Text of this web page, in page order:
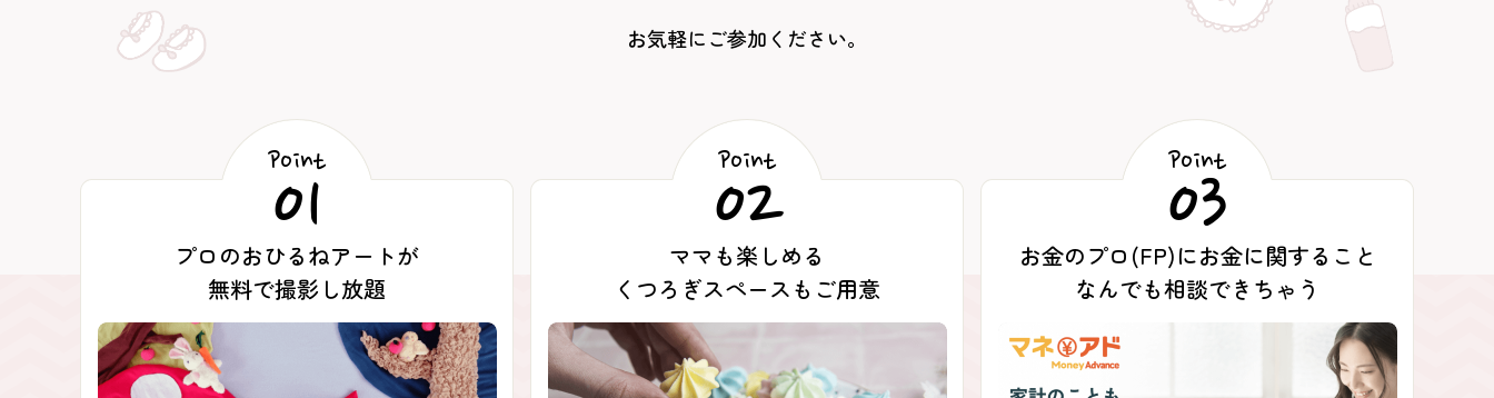
お気軽にご参加ください。
Point
01
プロのおひるねアートが
無料で撮影し放題
Point
02
ママも楽しめる
くつろぎスペースもご用意
Point
03
お金のプロ(FP)にお金に関すること
なんでも相談できちゃう